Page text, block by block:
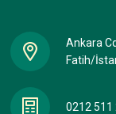
Ankara
Fatih/
0212 511